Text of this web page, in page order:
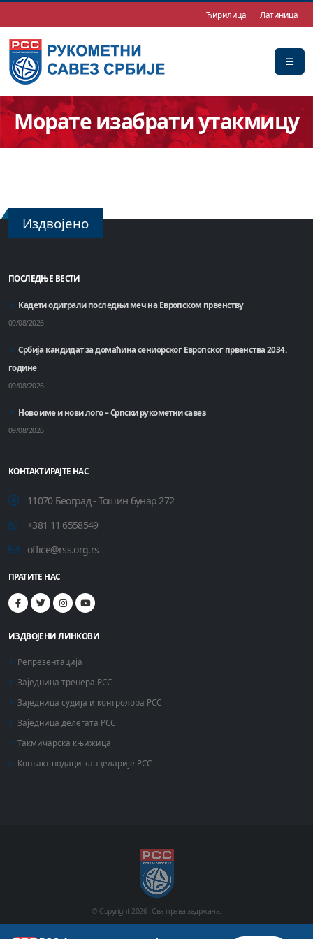
Ћирилица Латиница
Морате изабрати утакмицу
Издвојено
ПОСЛЕДЊЕ ВЕСТИ
Кадети одиграли последњи меч на Европском првенству
09/08/2026
Србија кандидат за домаћинa сениорског Европског првенства 2034.
године
09/08/2026
Ново име и нови лого – Српски рукометни савез
09/08/2026
КОНТАКТИРАЈТЕ НАС
11070 Београд - Тошин бунар 272
+381 11 6558549
office@rss.org.rs
ПРАТИТЕ НАС
ИЗДВОЈЕНИ ЛИНКОВИ
Репрезентација
Заједница тренера РСС
Заједница судија и контролора РСС
Заједница делегата РСС
Такмичарска књижица
Контакт подаци канцеларије РСС
© Copyright2026 . Сва права задржана.